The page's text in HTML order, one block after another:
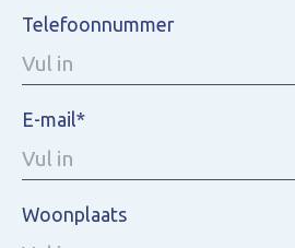
Telefoonnummer
E-mail*
Woonplaats